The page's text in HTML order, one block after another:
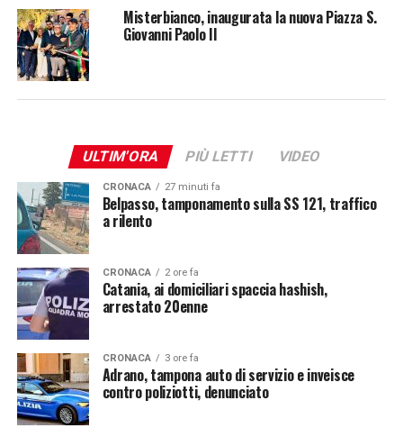
Misterbianco, inaugurata la nuova Piazza S.
Giovanni Paolo II
ULTIM'ORA PIÙ LETTI VIDEO
CRONACA 27 minuti fa
Belpasso, tamponamento sulla SS 121, traffico
a rilento
CRONACA 2 ore fa
Catania, ai domiciliari spaccia hashish,
arrestato 20enne
CRONACA 3 ore fa
Adrano, tampona auto di servizio e inveisce
contro poliziotti, denunciato